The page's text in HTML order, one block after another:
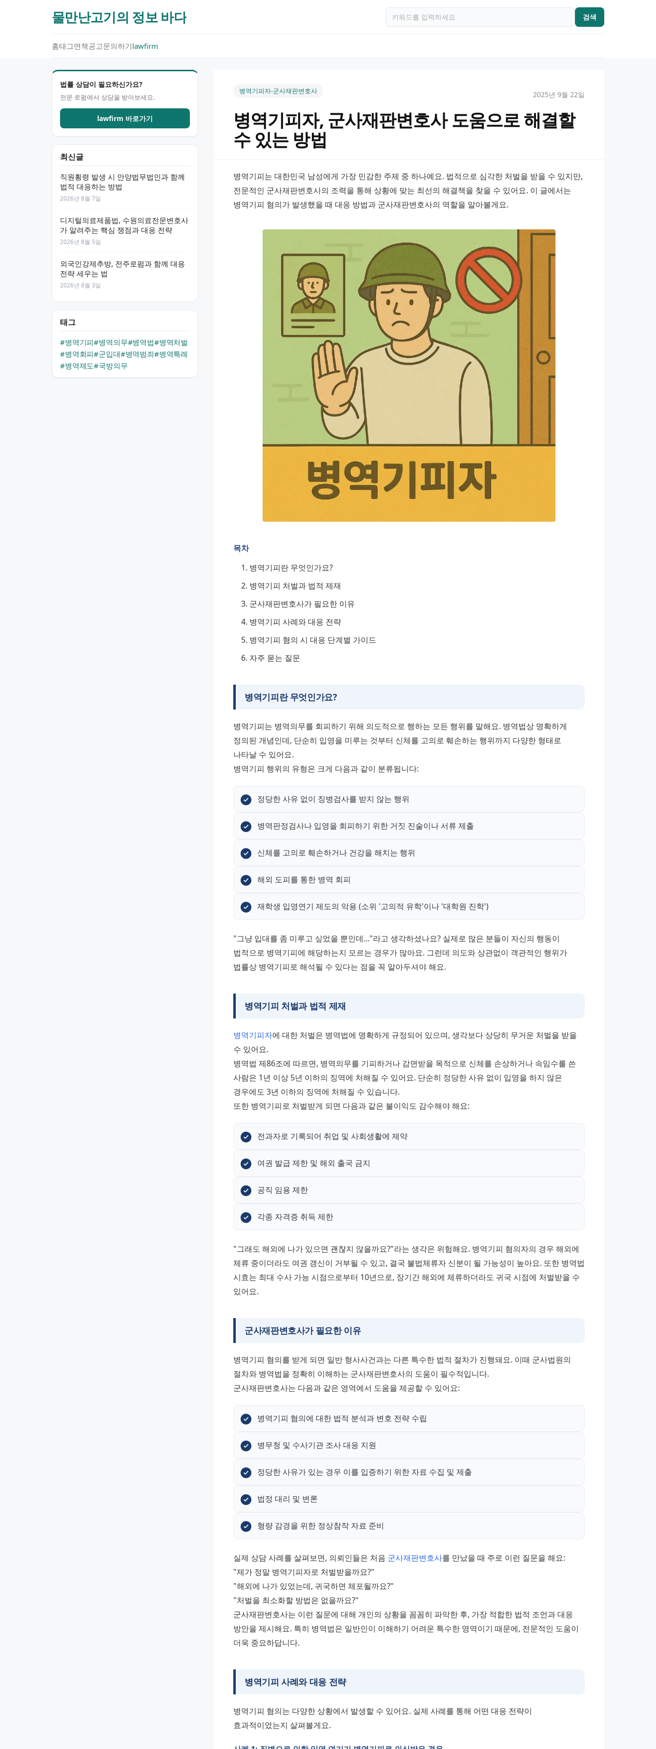
물만난고기의 정보 바다 검색
홈태그면책공고문의하기lawfirm
법률 상담이 필요하신가요?
전문 로펌에서 상담을 받아보세요.
lawfirm 바로가기
최신글
직원횡령 발생 시 안양법무법인과 함께
법적 대응하는 방법
2026년 8월 7일
디지털의료제품법, 수원의료전문변호사
가 알려주는 핵심 쟁점과 대응 전략
2026년 8월 5일
외국인강제추방, 전주로펌과 함께 대응
전략 세우는 법
2026년 8월 3일
태그
#병역기피#병역의무#병역법#병역처벌
#병역회피#군입대#병역범죄#병역특례
#병역제도#국방의무
병역기피자-군사재판변호사 2025년 9월 22일
병역기피자, 군사재판변호사 도움으로 해결할
수 있는 방법
병역기피는 대한민국 남성에게 가장 민감한 주제 중 하나예요. 법적으로 심각한 처벌을 받을 수 있지만,
전문적인 군사재판변호사의 조력을 통해 상황에 맞는 최선의 해결책을 찾을 수 있어요. 이 글에서는
병역기피 혐의가 발생했을 때 대응 방법과 군사재판변호사의 역할을 알아볼게요.
목차
병역기피란 무엇인가요?
병역기피 처벌과 법적 제재
군사재판변호사가 필요한 이유
병역기피 사례와 대응 전략
병역기피 혐의 시 대응 단계별 가이드
자주 묻는 질문
병역기피란 무엇인가요?
병역기피는 병역의무를 회피하기 위해 의도적으로 행하는 모든 행위를 말해요. 병역법상 명확하게
정의된 개념인데, 단순히 입영을 미루는 것부터 신체를 고의로 훼손하는 행위까지 다양한 형태로
나타날 수 있어요.
병역기피 행위의 유형은 크게 다음과 같이 분류됩니다:
정당한 사유 없이 징병검사를 받지 않는 행위
병역판정검사나 입영을 회피하기 위한 거짓 진술이나 서류 제출
신체를 고의로 훼손하거나 건강을 해치는 행위
해외 도피를 통한 병역 회피
재학생 입영연기 제도의 악용 (소위 '고의적 유학'이나 '대학원 진학')
"그냥 입대를 좀 미루고 싶었을 뿐인데..."라고 생각하셨나요? 실제로 많은 분들이 자신의 행동이
법적으로 병역기피에 해당하는지 모르는 경우가 많아요. 그런데 의도와 상관없이 객관적인 행위가
법률상 병역기피로 해석될 수 있다는 점을 꼭 알아두셔야 해요.
병역기피 처벌과 법적 제재
병역기피자에 대한 처벌은 병역법에 명확하게 규정되어 있으며, 생각보다 상당히 무거운 처벌을 받을
수 있어요.
병역법 제86조에 따르면, 병역의무를 기피하거나 감면받을 목적으로 신체를 손상하거나 속임수를 쓴
사람은 1년 이상 5년 이하의 징역에 처해질 수 있어요. 단순히 정당한 사유 없이 입영을 하지 않은
경우에도 3년 이하의 징역에 처해질 수 있습니다.
또한 병역기피로 처벌받게 되면 다음과 같은 불이익도 감수해야 해요:
전과자로 기록되어 취업 및 사회생활에 제약
여권 발급 제한 및 해외 출국 금지
공직 임용 제한
각종 자격증 취득 제한
"그래도 해외에 나가 있으면 괜찮지 않을까요?"라는 생각은 위험해요. 병역기피 혐의자의 경우 해외에
체류 중이더라도 여권 갱신이 거부될 수 있고, 결국 불법체류자 신분이 될 가능성이 높아요. 또한 병역법
시효는 최대 수사 가능 시점으로부터 10년으로, 장기간 해외에 체류하더라도 귀국 시점에 처벌받을 수
있어요.
군사재판변호사가 필요한 이유
병역기피 혐의를 받게 되면 일반 형사사건과는 다른 특수한 법적 절차가 진행돼요. 이때 군사법원의
절차와 병역법을 정확히 이해하는 군사재판변호사의 도움이 필수적입니다.
군사재판변호사는 다음과 같은 영역에서 도움을 제공할 수 있어요:
병역기피 혐의에 대한 법적 분석과 변호 전략 수립
병무청 및 수사기관 조사 대응 지원
정당한 사유가 있는 경우 이를 입증하기 위한 자료 수집 및 제출
법정 대리 및 변론
형량 감경을 위한 정상참작 자료 준비
실제 상담 사례를 살펴보면, 의뢰인들은 처음 군사재판변호사를 만났을 때 주로 이런 질문을 해요:
"제가 정말 병역기피자로 처벌받을까요?"
"해외에 나가 있었는데, 귀국하면 체포될까요?"
"처벌을 최소화할 방법은 없을까요?"
군사재판변호사는 이런 질문에 대해 개인의 상황을 꼼꼼히 파악한 후, 가장 적합한 법적 조언과 대응
방안을 제시해요. 특히 병역법은 일반인이 이해하기 어려운 특수한 영역이기 때문에, 전문적인 도움이
더욱 중요하답니다.
병역기피 사례와 대응 전략
병역기피 혐의는 다양한 상황에서 발생할 수 있어요. 실제 사례를 통해 어떤 대응 전략이
효과적이었는지 살펴볼게요.